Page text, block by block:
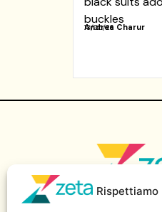
buckles
13/05/26
Andrea Charur
Sito di informazione